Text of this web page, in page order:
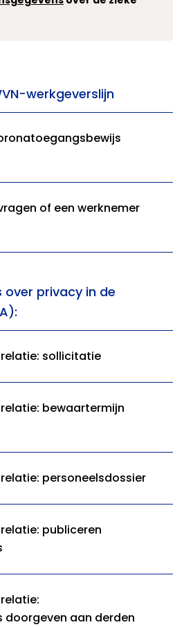
werkgeverslijn
of een werknemer
privacy in de
sollicitatie
bewaartermijn
personeelsdossier
publiceren
doorgeven aan derden